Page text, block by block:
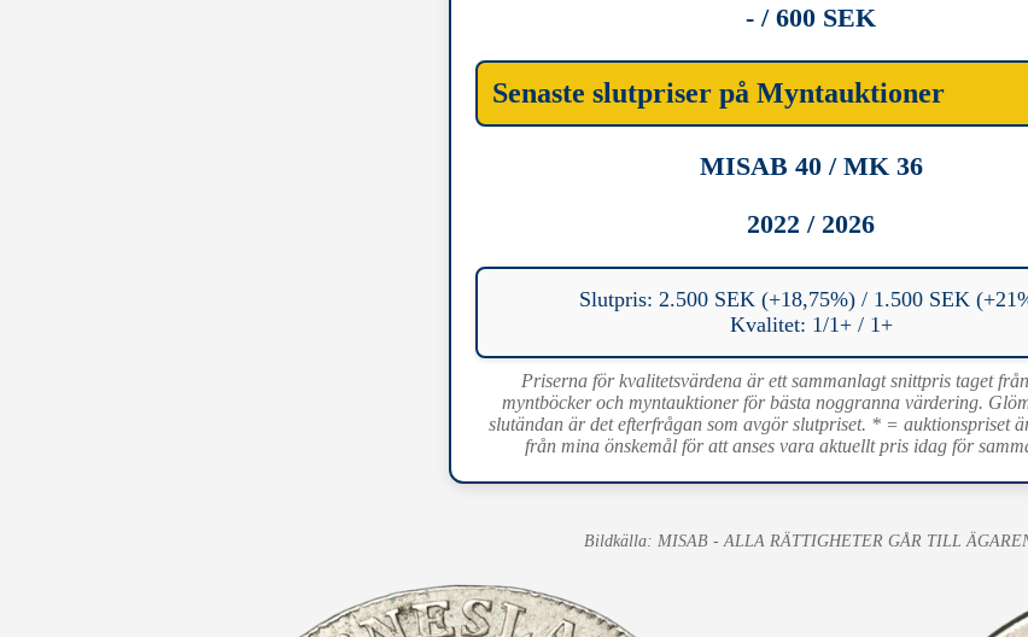
- / 600 SEK
Senaste slutpriser på Myntauktioner
MISAB 40 / MK 36
2022 / 2026
Slutpris: 2.500 SEK (+18,75%) / 1.500 SEK
Kvalitet: 1/1+ / 1+
Priserna för kvalitetsvärdena är ett sammanlagt snittpris taget
myntböcker och myntauktioner för bästa noggranna värdering.
slutändan är det efterfrågan som avgör slutpriset. * = auktionspriset
från mina önskemål för att anses vara aktuellt pris idag för
Bildkälla: MISAB - ALLA RÄTTIGHETER GÅR TILL